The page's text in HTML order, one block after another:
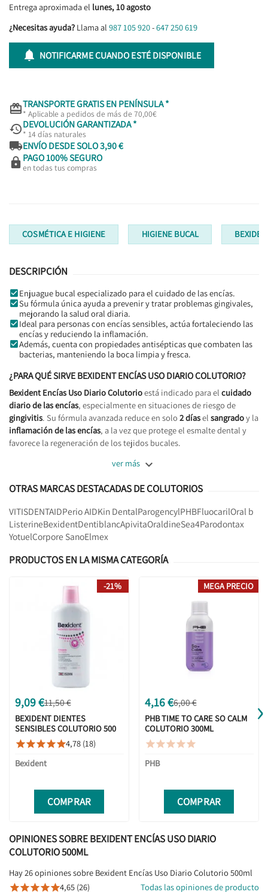
Entrega aproximada el lunes, 10 agosto
¿Necesitas ayuda? Llama al 987 105 920-647 250 619
 NOTIFICARME CUANDO ESTÉ DISPONIBLE
TRANSPORTE GRATIS EN PENÍNSULA *
* Aplicable a pedidos de más de 70,00€
DEVOLUCIÓN GARANTIZADA *
* 14 días naturales
ENVÍO DESDE SOLO 3,90 €
 PAGO 100% SEGURO
en todas tus compras
COSMÉTICA E HIGIENE HIGIENE BUCAL
DESCRIPCIÓN
Enjuague bucal especializado para el cuidado de las encías.
Su fórmula única ayuda a prevenir y tratar problemas gingivales,
mejorando la salud oral diaria.
Ideal para personas con encías sensibles, actúa fortaleciendo las
encías y reduciendo la inflamación.
Además, cuenta con propiedades antisépticas que combaten las
bacterias, manteniendo la boca limpia y fresca.
¿PARA QUÉ SIRVE BEXIDENT ENCÍAS USO DIARIO COLUTORIO?
Bexident Encías Uso Diario Colutorioestá indicado para el cuidado
diario de las encías, especialmente en situaciones de riesgo de
gingivitis. Su fórmula avanzada reduce en solo 2 díasel sangradoy la
inflamación de las encías, a la vez que protege el esmalte dental y
favorece la regeneración de los tejidos bucales.
ver más 
OTRAS MARCAS DESTACADAS DE COLUTORIOS
VITISDENTAIDPerio AIDKin DentalParogencylPHBFluocarilOral b
ListerineBexidentDentiblancApivitaOraldineSea4Parodontax
YotuelCorpore SanoElmex
PRODUCTOS EN LA MISMA CATEGORÍA
9,09 €11,50 €
BEXIDENT DIENTES
SENSIBLES COLUTORIO 500
ML
4,78 (18)
Bexident
COMPRAR
-21%
4,16 €6,00 €
PHB TIME TO CARE SO CALM
COLUTORIO 300ML

PHB
COMPRAR
MEGA PRECIO
›
OPINIONES SOBRE BEXIDENT ENCÍAS USO DIARIO
COLUTORIO 500ML
Hay 26 opiniones sobre Bexident Encías Uso Diario Colutorio 500ml
4,65 (26) Todas las opiniones de producto